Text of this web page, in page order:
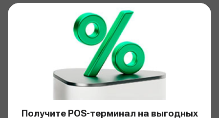
Получите POS-терминал на выгодных
Банк в соцсетях
Загрузить bcc.kz
Загрузить bcc business
Загрузить JuniorBank